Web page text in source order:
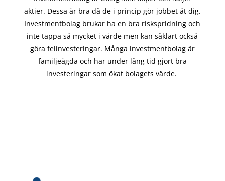
aktier. Dessa är bra då de i princip görjobbet åt dig.
Investmentbolag brukar ha en bra riskspridning och
inte tappa så mycket i värde men kan såklart också
göra felinvesteringar. Många investmentbolag är
familjeägda och har under lång tid gjort bra
investeringar som ökat bolagets värde.